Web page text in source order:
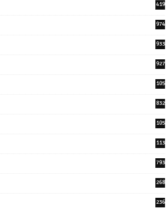
419
974
933
927
105
832
105
113
793
268
236